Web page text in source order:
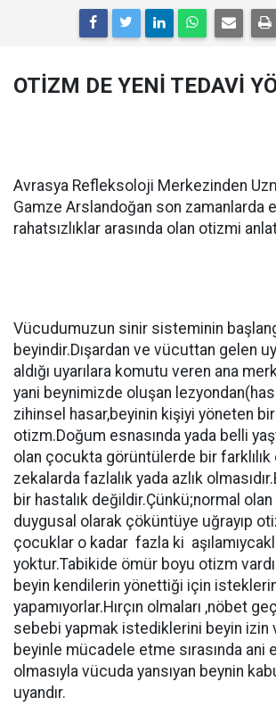
OTİZM DE YENİ TEDAVİ
Avrasya Refleksoloji Merkezinden
Gamze Arslandoğan son zamanlarda
rahatsızlıklar arasında olan otizmi
Vücudumuzun sinir sisteminin
beyindir.Dışardan ve vücuttan gelen
aldığı uyarılara komutu veren ana
yani beynimizde oluşan
zihinsel hasar,beyinin kişiyi yöneten bir
otizm.Doğum esnasında yada belli
olan çocukta görüntülerde bir farklılık
zekalarda fazlalık yada azlık
bir hastalık değildir.Çünkü;normal
duygusal olarak çöküntüye uğrayıp
çocuklar o kadar fazla ki
yoktur.Tabikide ömür boyu otizm
beyin kendilerin yönettiği için
yapamıyorlar.Hırçın olmaları ,nöbet
sebebi yapmak istediklerini beyin izin
beyinle mücadele etme sırasında ani
olmasıyla vücuda yansıyan beynin
uyandır.